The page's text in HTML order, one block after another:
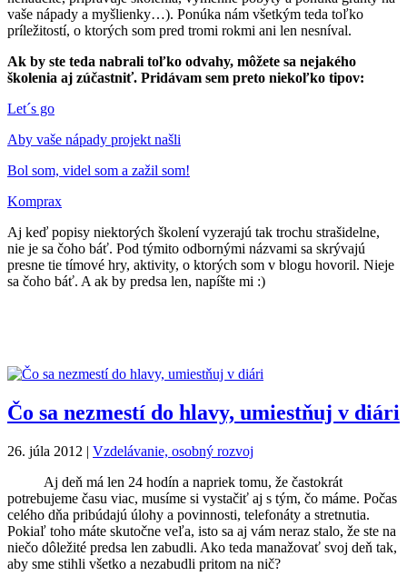
vaše nápady a myšlienky…). Ponúka nám všetkým teda toľko
príležitostí, o ktorých som pred tromi rokmi ani len nesníval.
Ak by ste teda nabrali toľko odvahy, môžete sa nejakého
školenia aj zúčastniť. Pridávam sem preto niekoľko tipov:
Let´s go
Aby vaše nápady projekt našli
Bol som, videl som a zažil som!
Komprax
Aj keď popisy niektorých školení vyzerajú tak trochu strašidelne,
nie je sa čoho báť. Pod týmito odbornými názvami sa skrývajú
presne tie tímové hry, aktivity, o ktorých som v blogu hovoril. Nieje
sa čoho báť. A ak by predsa len, napíšte mi :)
Čo sa nezmestí do hlavy, umiestňuj v diári
26. júla 2012 | Vzdelávanie, osobný rozvoj
Aj deň má len 24 hodín a napriek tomu, že častokrát
potrebujeme času viac, musíme si vystačiť aj s tým, čo máme. Počas
celého dňa pribúdajú úlohy a povinnosti, telefonáty a stretnutia.
Pokiaľ toho máte skutočne veľa, isto sa aj vám neraz stalo, že ste na
niečo dôležité predsa len zabudli. Ako teda manažovať svoj deň tak,
aby sme stihli všetko a nezabudli pritom na nič?